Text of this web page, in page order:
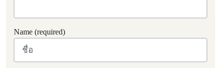
Name (required)